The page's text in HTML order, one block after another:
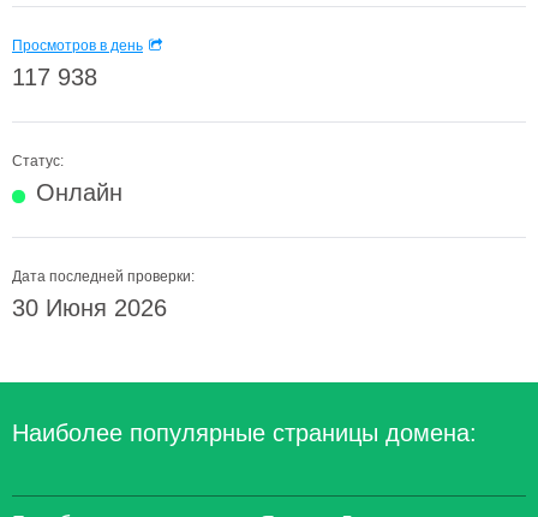
Просмотров в день
117 938
Статус:
Онлайн
Дата последней проверки:
30 Июня 2026
Наиболее популярные страницы домена: